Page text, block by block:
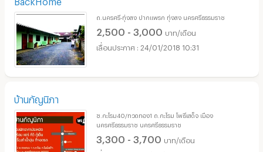
ถ.นครศรี-ทุ่งสง ปากแพรก ทุ่งสง นครศรีธรรมราช
2,500 - 3,000 บาท/เดือน
24/01/2018 10:31
บ้านกัญนิภา
ซ.กะโรม40/ทวดทอง1 ถ.กะโรม โพธิ์เสด็จ เมือง
นครศรีธรรมราช นครศรีธรรมราช
3,300 - 3,700 บาท/เดือน